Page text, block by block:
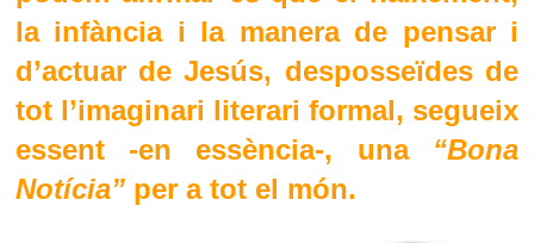
la infància i la manera de pensar i
d’actuar de Jesús, desposseïdes de
tot l’imaginari literari formal, segueix
essent -en essència-, una “Bona
Notícia”per a tot el món.